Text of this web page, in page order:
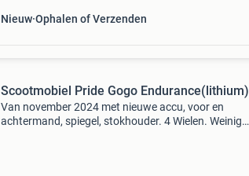
Nieuw Ophalen of Verzenden
Scootmobiel Pride Gogo Endurance(lithium)
Van november 2024 met nieuwe accu, voor en
achtermand, spiegel, stokhouder. 4 Wielen. Weinig